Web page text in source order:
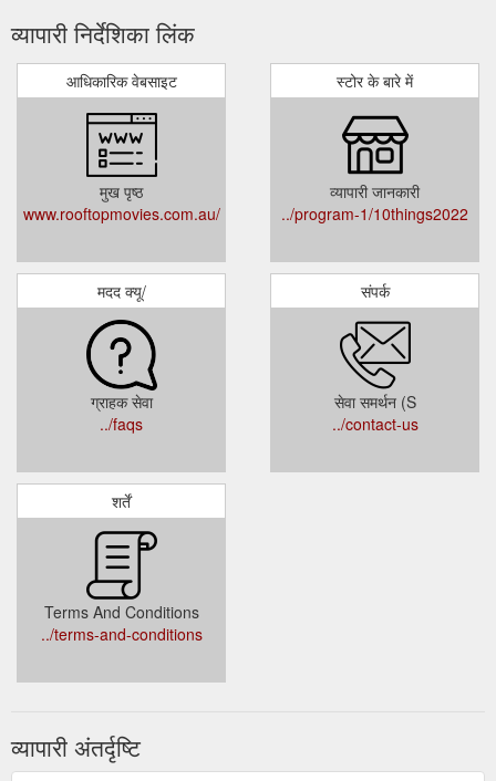
व्यापारी निर्देशिका लिंक
आधिकारिक वेबसाइट
मुख पृष्ठ
www.rooftopmovies.com.au/
स्टोर के बारे में
व्यापारी जानकारी
../program-1/10things2022
मदद क्यू/
ग्राहक सेवा
../faqs
संपर्क
सेवा समर्थन (S
../contact-us
शर्तें
Terms And Conditions
../terms-and-conditions
व्यापारी अंतर्दृष्टि